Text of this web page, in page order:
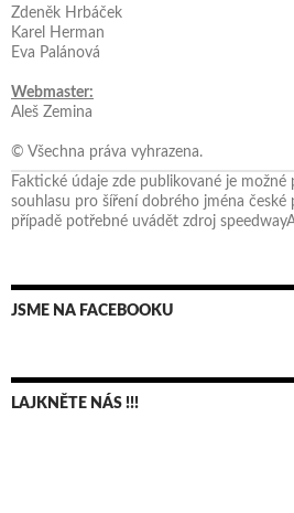
Zdeněk Hrbáček
Karel Herman
Eva Palánová
Webmaster:
Aleš Zemina
© Všechna práva vyhrazena.
Faktické údaje zde publikované je
souhlasu pro šíření dobrého jména
případě potřebné uvádět zdroj
JSME NA FACEBOOKU
LAJKNĚTE NÁS !!!